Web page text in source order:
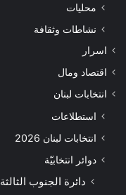
محليات
نشاطات وثقافة
اسرار
اقتصاد ومال
انتخابات لبنان
استطلاعات
انتخابات لبنان 2026
دوائر انتخابيّة
دائرة الجنوب الثالثة